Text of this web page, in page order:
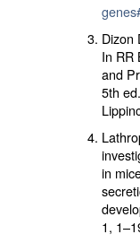
Dizon
In RR
and
5th
in
1,